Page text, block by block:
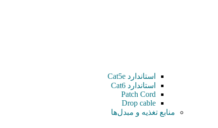
استاندارد Cat5e
استاندارد Cat6
Patch Cord
Drop cable
منابع تغذیه و مبدل‌ها